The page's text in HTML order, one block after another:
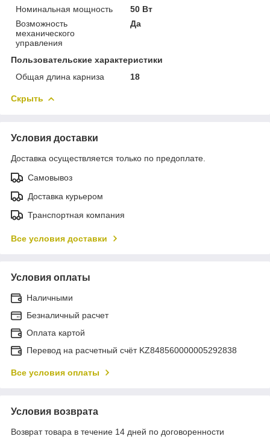
Номинальная мощность
50 Вт
Возможность
механического
управления
Да
Пользовательские характеристики
Общая длина карниза
18
Скрыть
Условия доставки
Доставка осуществляется только по предоплате.
Самовывоз
Доставка курьером
Транспортная компания
Все условия доставки
Условия оплаты
Наличными
Безналичный расчет
Оплата картой
Перевод на расчетный счёт KZ848560000005292838
Все условия оплаты
Условия возврата
Возврат товара в течение 14 дней по договоренности